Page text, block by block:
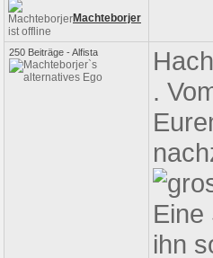
Machteborjer
250 Beiträge - Alfista
.
Eine
ihn